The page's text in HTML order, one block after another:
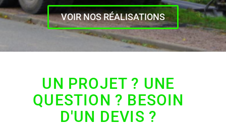
VOIR NOS RÉALISATIONS
UN PROJET ? UNE
QUESTION ? BESOIN
D'UN DEVIS ?